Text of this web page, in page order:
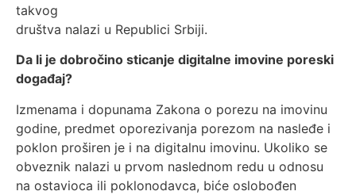
takvog
društva nalazi u Republici Srbiji.
Da li je dobročino sticanje digitalne imovine poreski
događaj?
Izmenama i dopunama Zakona o porezu na imovinu
godine, predmet oporezivanja porezom na nasleđe i
poklon proširen je i na digitalnu imovinu. Ukoliko se
obveznik nalazi u prvom naslednom redu u odnosu
na ostavioca ili poklonodavca, biće oslobođen